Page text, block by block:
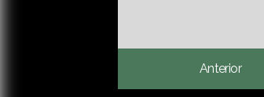
Anterior